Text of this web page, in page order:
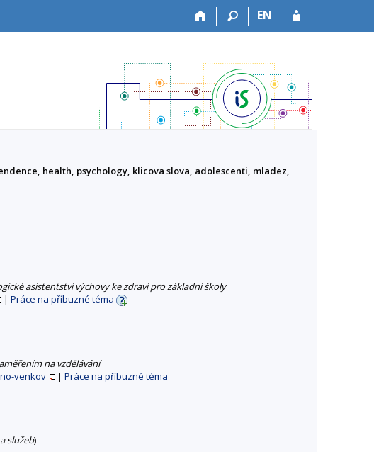
EN
health, psychology, klicova slova, adolescenti, mladez,
asistentství výchovy ke zdraví pro základní školy
| Práce na příbuzné téma
na vzdělávání
venkov | Práce na příbuzné téma
služeb)